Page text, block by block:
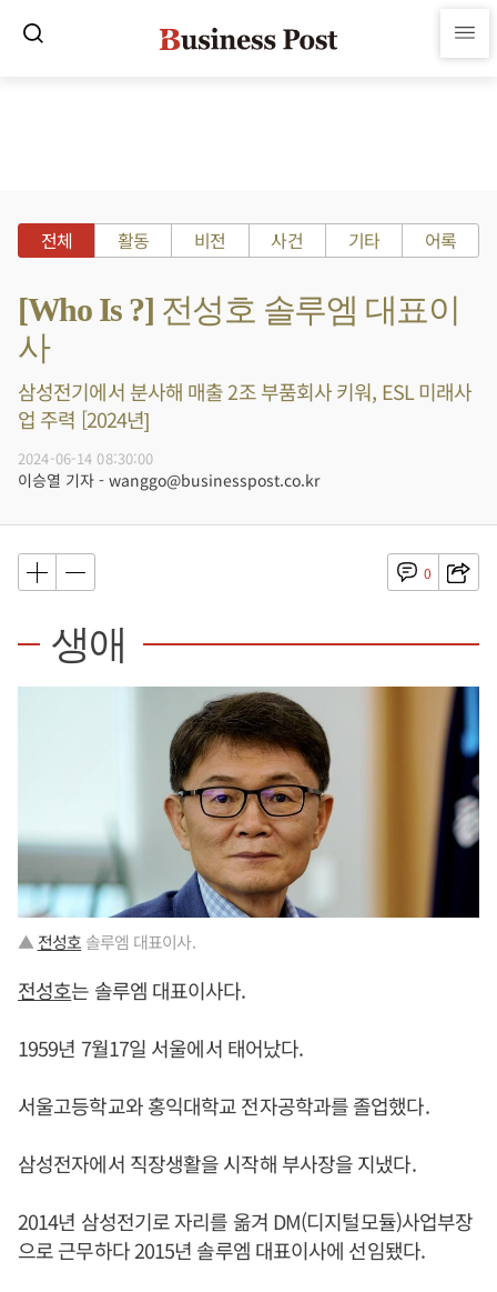
전체 활동 비전 사건 기타 어록
[Who Is ?] 전성호 솔루엠 대표이
사
삼성전기에서 분사해 매출 2조 부품회사 키워, ESL 미래사
업 주력 [2024년]
2024-06-14 08:30:00
이승열 기자 - wanggo@businesspost.co.kr
0
생애
▲ 전성호 솔루엠 대표이사.
전성호는 솔루엠 대표이사다.
1959년 7월17일 서울에서 태어났다.
서울고등학교와 홍익대학교 전자공학과를 졸업했다.
삼성전자에서 직장생활을 시작해 부사장을 지냈다.
2014년 삼성전기로 자리를 옮겨 DM(디지털모듈)사업부장
으로 근무하다 2015년 솔루엠 대표이사에 선임됐다.